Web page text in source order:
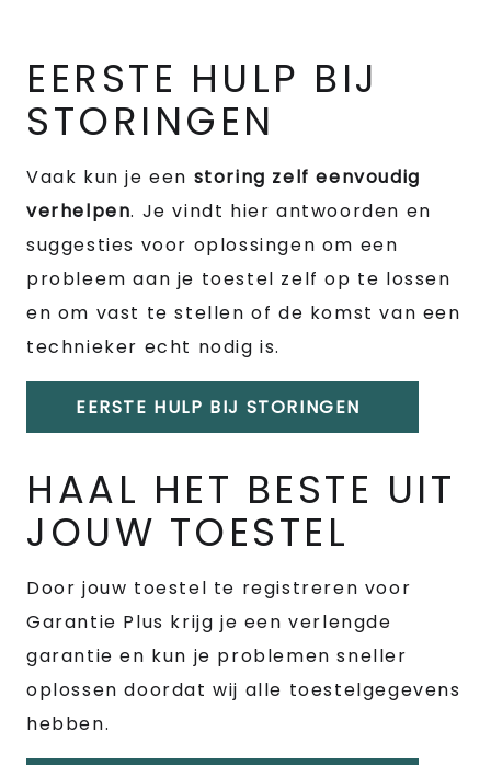
EERSTE HULP BIJ
STORINGEN
Vaak kun je een storing zelf eenvoudig
verhelpen. Je vindt hier antwoorden en
suggesties voor oplossingen om een
probleem aan je toestel zelf op te lossen
en om vast te stellen of de komst van een
technieker echt nodig is.
EERSTE HULP BIJ STORINGEN
HAAL HET BESTE UIT
JOUW TOESTEL
Door jouw toestel te registreren voor
Garantie Plus krijg je een verlengde
garantie en kun je problemen sneller
oplossen doordat wij alle toestelgegevens
hebben.